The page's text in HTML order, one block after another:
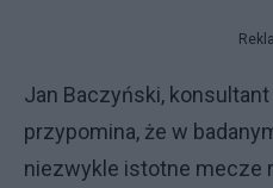
Jan Baczyński,
przypomina, że w
niezwykle istotne mecze